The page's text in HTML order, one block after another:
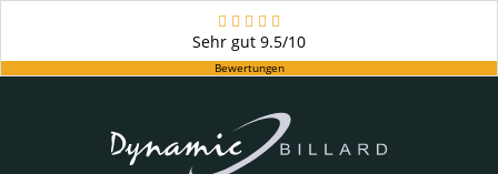
Sehr gut 9.5/10
Bewertungen